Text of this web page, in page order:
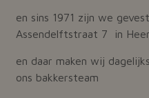
en sins 1971 zijn we
Assendelftstraat 7 in
en daar maken wij
ons bakkersteam